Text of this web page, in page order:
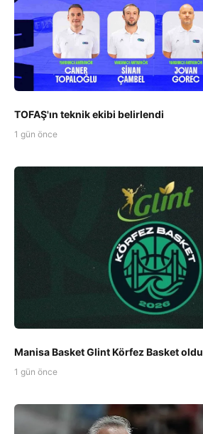
TOFAŞ'ın teknik ekibi belirlendi
1 gün önce
Manisa Basket Glint Körfez Basket oldu
1 gün önce